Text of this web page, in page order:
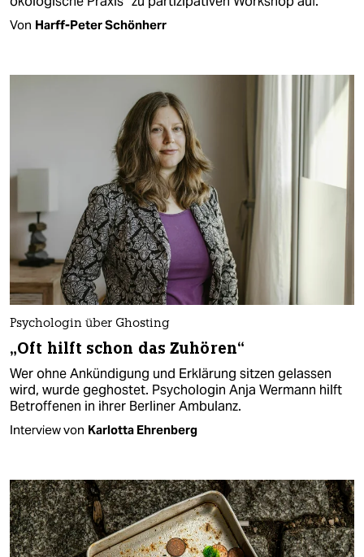
Von Harff-Peter Schönherr
Psychologin über Ghosting
„Oft hilft schon das Zuhören“
Wer ohne Ankündigung und Erklärung sitzen gelassen
wird, wurde geghostet. Psychologin Anja Wermann hilft
Betroffenen in ihrer Berliner Ambulanz.
Interview von Karlotta Ehrenberg